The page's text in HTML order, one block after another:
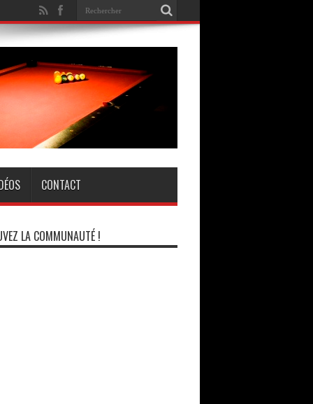
CONTACT
LA COMMUNAUTÉ !